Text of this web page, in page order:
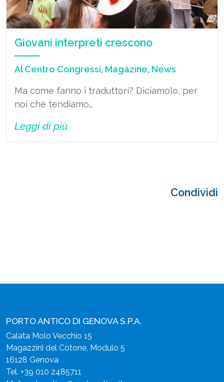
Giovani interpreti crescono
Al Centro Congressi, Magazine, News
Ma come fanno i traduttori? Diciamolo, per
noi che tendiamo…
Leggi di più
Condividi
PORTO ANTICO DI GENOVA S.P.A.
Calata Molo Vecchio 15
Magazzini del Cotone, Modulo 5
16128 Genova
Tel. +39 010 2485711